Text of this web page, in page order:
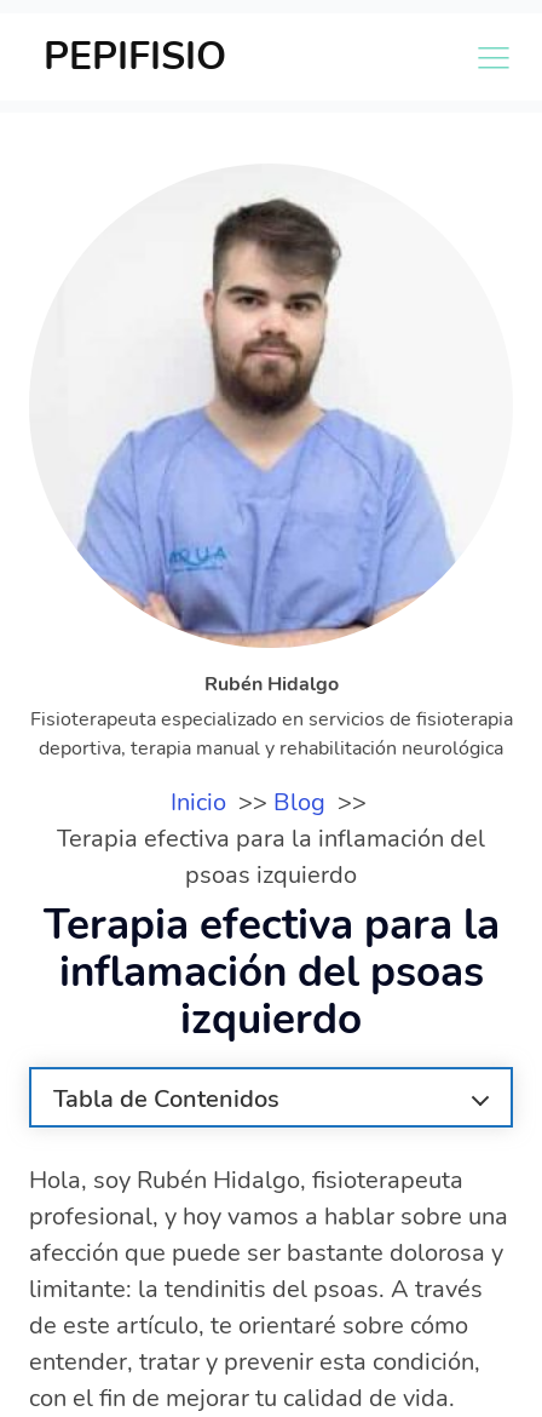
PEPIFISIO
Rubén Hidalgo
Fisioterapeuta especializado en servicios de fisioterapia
deportiva, terapia manual y rehabilitación neurológica
Inicio
Blog
Terapia efectiva para la inflamación del
psoas izquierdo
Terapia efectiva para la
inflamación del psoas
izquierdo
Tabla de Contenidos
¿Cuáles son las causas de la tendinitis
del psoas?
¿Cómo se diagnostica la tendinitis del
psoas?
Tratamiento médico para la tendinitis del
psoas
Tratamiento de fisioterapia para la
tendinitis del psoas
Hola, soy Rubén Hidalgo, fisioterapeuta
profesional, y hoy vamos a hablar sobre una
afección que puede ser bastante dolorosa y
limitante: la tendinitis del psoas. A través
de este artículo, te orientaré sobre cómo
entender, tratar y prevenir esta condición,
con el fin de mejorar tu calidad de vida.